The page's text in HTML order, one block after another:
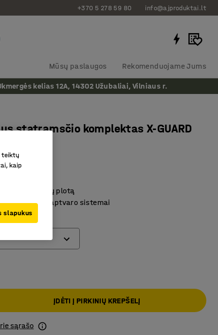
+370 5 278 59 80 info@ajproduktai.lt
Mūsų paslaugos Rekomenduojame Jums
kelias 12A, 14302 Užubaliai, Vilniaus r.
statramsčio komplektas X-GUARD
:312054
plotį
sekcijų plotą
apsaugos aptvaro sistemai
ĮDĖTI Į PIRKINIŲ KREPŠELĮ
sąrašo
teiktų
kaip
slapukus